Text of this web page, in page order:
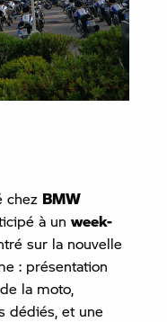
chez BMW
à un week-
sur la nouvelle
: présentation
la moto,
dédiés, et une